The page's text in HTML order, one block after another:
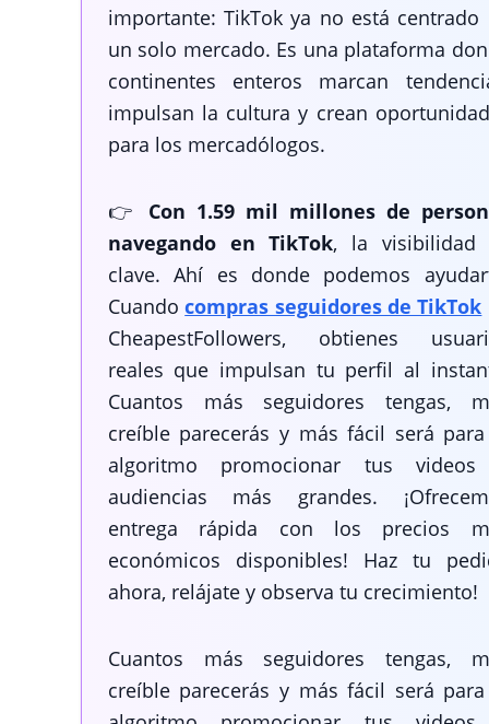
importante: TikTok ya no está centrado
un solo mercado. Es una plataforma
continentes enteros marcan
impulsan la cultura y crean
para los mercadólogos.
👉 Con 1.59 mil millones de
navegando en TikTok, la visibilidad
clave. Ahí es donde podemos
Cuandocompras seguidores de TikTok
CheapestFollowers, obtienes
reales que impulsan tu perfil al
Cuantos más seguidores tengas,
creíble parecerás y más fácil será
algoritmo promocionar tus
audiencias más grandes.
entrega rápida con los precios
económicos disponibles! Haz tu
ahora, relájate y observa tu crecimiento!
Cuantos más seguidores tengas,
creíble parecerás y más fácil será